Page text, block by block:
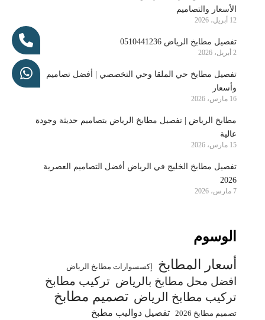
الأسعار والتصاميم
12 أبريل، 2026
تفصيل مطابخ الرياض 0510441236
2 أبريل، 2026
تفصيل مطابخ حي الملقا وحي التخصصي | أفضل تصاميم
وأسعار
16 مارس، 2026
مطابخ الرياض | تفصيل مطابخ الرياض بتصاميم حديثة وجودة
عالية
15 مارس، 2026
تفصيل مطابخ الخليج في الرياض أفضل التصاميم العصرية
2026
7 مارس، 2026
الوسوم
أسعار المطابخ إكسسوارات مطابخ الرياض
افضل محل مطابخ بالرياض تركيب مطابخ
تركيب مطابخ الرياض تصميم مطابخ
تصميم مطابخ 2026 تفصيل دواليب مطبخ